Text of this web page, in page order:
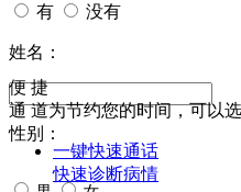
有 没有
姓名：
性别：
便 捷
通 道为节约您的时间，可以
一键快速通话
快速诊断病情